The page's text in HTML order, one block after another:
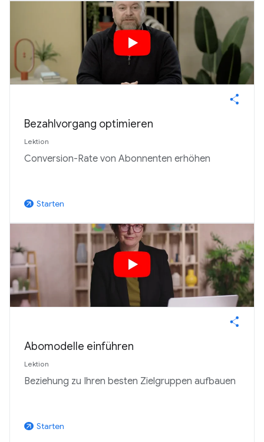
Bezahlvorgang optimieren
Lektion
Conversion-Rate von Abonnenten erhöhen
arrow_outward Starten
Abomodelle einführen
Lektion
Beziehung zu Ihren besten Zielgruppen aufbauen
arrow_outward Starten